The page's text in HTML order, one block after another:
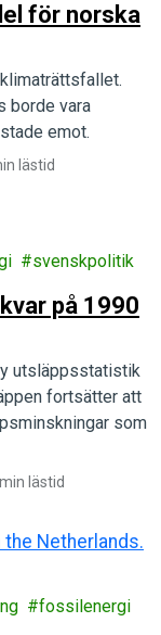
för norska
borde vara
emot.
lästid
svenskpolitik
på 1990
utsläppsstatistik
fortsätter att
som
lästid
fossilenergi